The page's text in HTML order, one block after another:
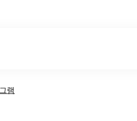
램